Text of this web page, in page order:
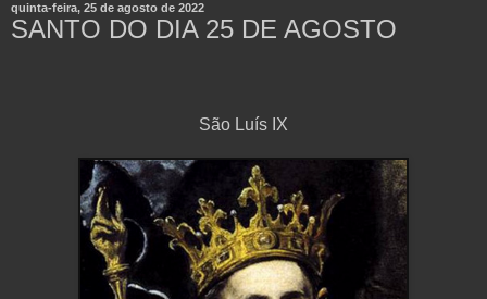
quinta-feira, 25 de agosto de 2022
SANTO DO DIA 25 DE AGOSTO
São Luís IX